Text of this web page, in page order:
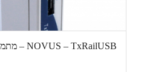
NOVUS – TxRailUSB – מתמר טמפרטורה לפס דין